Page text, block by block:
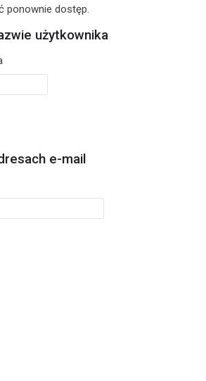
ponownie dostęp.
użytkownika
użytkownika
e-mail
e-mail